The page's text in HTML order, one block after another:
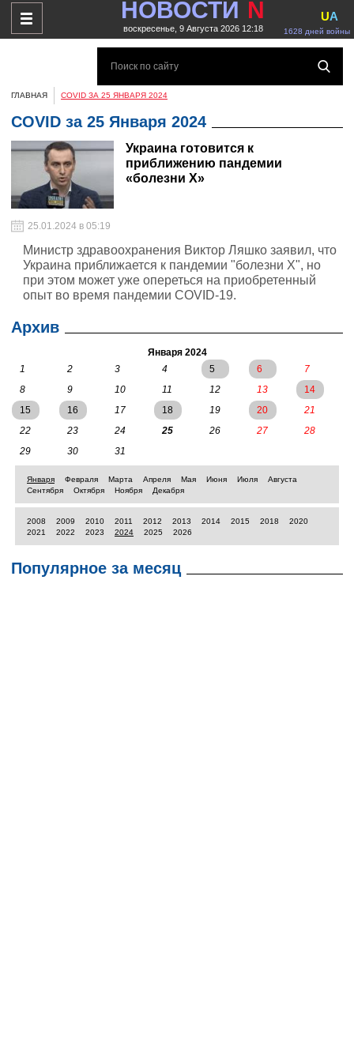
НОВОСТИ N
воскресенье, 9 Августа 2026 12:18 1628 дней войны
UA
ГЛАВНАЯ COVID ЗА 25 ЯНВАРЯ 2024
COVID за 25 Января 2024
Украина готовится к
приближению пандемии
«болезни Х»
25.01.2024 в 05:19
Министр здравоохранения Виктор Ляшко заявил, что
Украина приближается к пандемии "болезни Х", но
при этом может уже опереться на приобретенный
опыт во время пандемии COVID-19.
Архив
Января 2024
1
2 3 4 5 6
7
8
9 10 11 12 13
14
15
16 17 18 19 20
21
22
23 24 25 26 27
28
29
30 31
Января Февраля Марта Апреля Мая Июня Июля
Августа
Сентября
Октября Ноября Декабря
2008 2009 2010 2011 2012 2013 2014 2015 2018
2020
2021
2022 2023 2024 2025 2026
Популярное за месяц